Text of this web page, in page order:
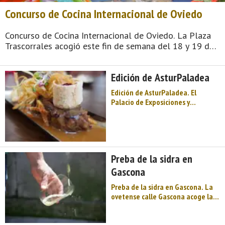
Concurso de Cocina Internacional de Oviedo
Concurso de Cocina Internacional de Oviedo. La Plaza
Trascorrales acogió este fin de semana del 18 y 19 de
en el que participan representantes de 11
nacionalidades. Los platos más tradici ...Edición de AsturPaladea
Edición de AsturPaladea. El
Palacio de Exposiciones y
del sector de la alimentación y
servicios mostrarán en O ...
Preba de la sidra en
Gascona
Preba de la sidra en Gascona. La
ovetense calle Gascona acoge la